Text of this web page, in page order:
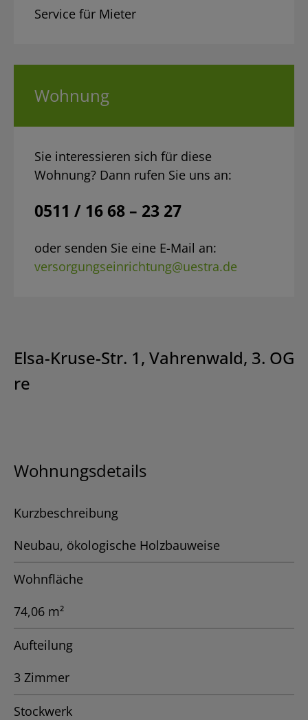
Elsa-Kruse-Str. 1, Vahrenwald, 3. OG
re
Wohnungsdetails
Kurzbeschreibung
Neubau, ökologische Holzbauweise
Wohnfläche
74,06 m²
Aufteilung
3 Zimmer
Stockwerk
Service für Mieter
Wohnung
Sie interessieren sich für diese
Wohnung? Dann rufen Sie uns an:
0511 / 16 68 – 23 27
oder senden Sie eine E-Mail an:
versorgungseinrichtung@uestra.de